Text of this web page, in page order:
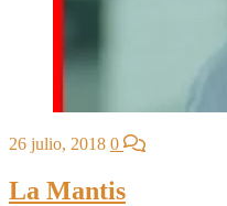
26 julio, 2018 0
La Mantis